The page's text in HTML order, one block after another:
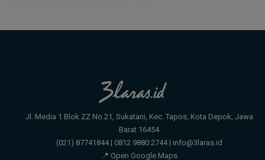
Jl. Media 1 Blok ZZ No.21, Sukatani, Kec. Tapos, Kota Depok, Jawa
Barat 16454
(021) 87741844 | 0812 9880 2744 | info@3laras.id
📍 Open Google Maps